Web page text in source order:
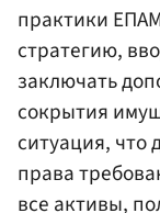
практики
стратегию,
заключать
сокрытия
ситуация, что
права
все активы,